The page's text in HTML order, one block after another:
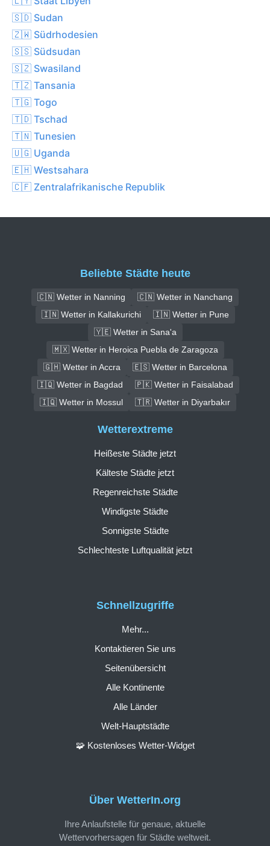
🇸🇩 Sudan
🇿🇼 Südrhodesien
🇸🇸 Südsudan
🇸🇿 Swasiland
🇹🇿 Tansania
🇹🇬 Togo
🇹🇩 Tschad
🇹🇳 Tunesien
🇺🇬 Uganda
🇪🇭 Westsahara
🇨🇫 Zentralafrikanische Republik
Beliebte Städte heute
🇨🇳 Wetter in Nanning
🇨🇳 Wetter in Nanchang
🇮🇳 Wetter in Kallakurichi
🇮🇳 Wetter in Pune
🇾🇪 Wetter in Sana'a
🇲🇽 Wetter in Heroica Puebla de Zaragoza
🇬🇭 Wetter in Accra
🇪🇸 Wetter in Barcelona
🇮🇶 Wetter in Bagdad
🇵🇰 Wetter in Faisalabad
🇮🇶 Wetter in Mossul
🇹🇷 Wetter in Diyarbakır
Über WetterIn.org
Ihre Anlaufstelle für genaue, aktuelle
Wettervorhersagen für Städte weltweit.
Schnellzugriffe
Mehr...
Kontaktieren Sie uns
Seitenübersicht
Alle Kontinente
Alle Länder
Welt-Hauptstädte
🧩 Kostenloses Wetter-Widget
Wetterextreme
Heißeste Städte jetzt
Kälteste Städte jetzt
Regenreichste Städte
Windigste Städte
Sonnigste Städte
Schlechteste Luftqualität jetzt